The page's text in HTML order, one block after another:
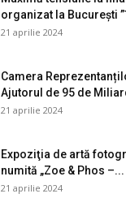
organizat la București
21 aprilie 2024
Camera
Ajutorul de 95 de
21 aprilie 2024
Expoziţia de artă
numită „Zoe & Phos –...
21 aprilie 2024